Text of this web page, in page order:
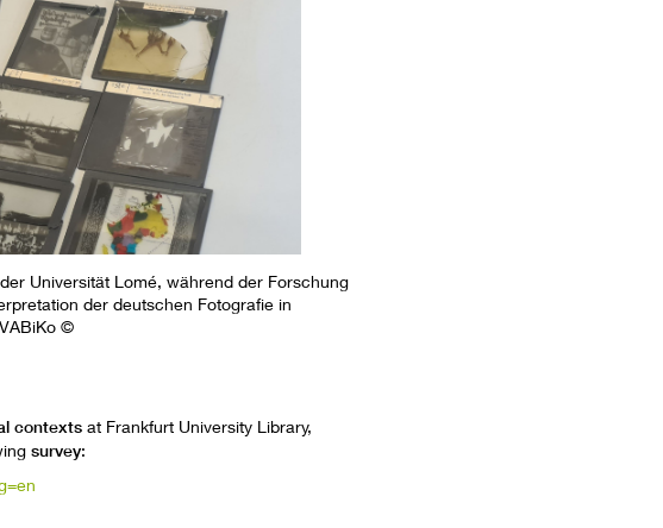
Universität Lomé, während der Forschung
der deutschen Fotografie in
©
contexts at Frankfurt University Library,
survey: